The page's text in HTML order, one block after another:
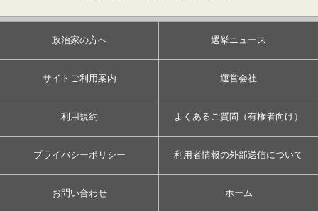
政治家の方へ 選挙ニュース
サイトご利用案内 運営会社
利用規約 よくあるご質問（有権者向け）
プライバシーポリシー 利用者情報の外部送信について
お問い合わせ ホーム